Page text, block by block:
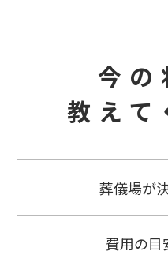
今の
教えて
葬儀場が
費用の目